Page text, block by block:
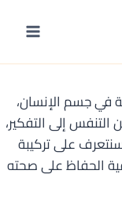
لفهم تركيبه
في جسم الإنسان،
إلى التفكير،
على تركيبة
الحفاظ على صحته